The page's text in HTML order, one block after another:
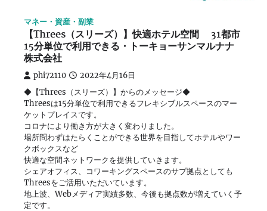
マネー・資産・副業
【Threes（スリーズ）】快適ホテル空間 31都市
15分単位で利用できる・トーキョーサンマルナナ
株式会社
phi72110 2022年4月16日
◆【Threes（スリーズ）】からのメッセージ◆
Threesは15分単位で利用できるフレキシブルスペースのマー
ケットプレイスです。
コロナにより働き方が大きく変わりました。
場所問わずはたらくことができる世界を目指してホテルやワー
クボックスなど
快適な空間ネットワークを提供していきます。
シェアオフィス、コワーキングスペースのサブ拠点としても
Threesをご活用いただいています。
地上波、Webメディア実績多数、今後も拠点数が増えていく予
定です。